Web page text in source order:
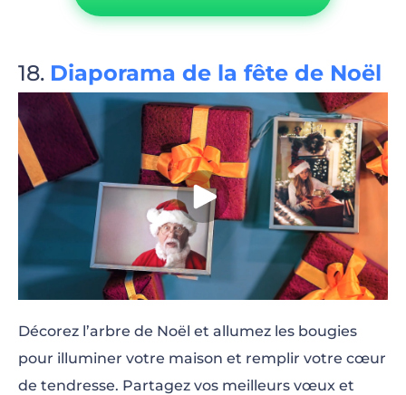
Diaporama de la fête de Noël
Décorez l’arbre de Noël et allumez les bougies
pour illuminer votre maison et remplir votre cœur
de tendresse. Partagez vos meilleurs vœux et